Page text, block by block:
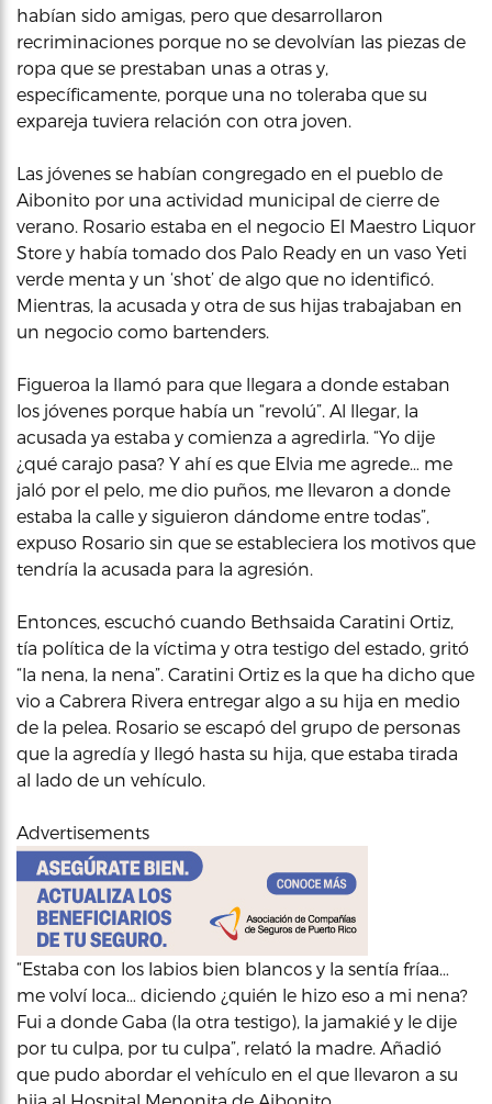
habían sido amigas, pero que desarrollaron
recriminaciones porque no se devolvían las piezas de
ropa que se prestaban unas a otras y,
específicamente, porque una no toleraba que su
expareja tuviera relación con otra joven.
Las jóvenes se habían congregado en el pueblo de
Aibonito por una actividad municipal de cierre de
verano. Rosario estaba en el negocio El Maestro Liquor
Store y había tomado dos Palo Ready en un vaso Yeti
verde menta y un ‘shot’ de algo que no identificó.
Mientras, la acusada y otra de sus hijas trabajaban en
un negocio como bartenders.
Figueroa la llamó para que llegara a donde estaban
los jóvenes porque había un “revolú”. Al llegar, la
acusada ya estaba y comienza a agredirla. “Yo dije
¿qué carajo pasa? Y ahí es que Elvia me agrede… me
jaló por el pelo, me dio puños, me llevaron a donde
estaba la calle y siguieron dándome entre todas”,
expuso Rosario sin que se estableciera los motivos que
tendría la acusada para la agresión.
Entonces, escuchó cuando Bethsaida Caratini Ortiz,
tía política de la víctima y otra testigo del estado, gritó
“la nena, la nena”. Caratini Ortiz es la que ha dicho que
vio a Cabrera Rivera entregar algo a su hija en medio
de la pelea. Rosario se escapó del grupo de personas
que la agredía y llegó hasta su hija, que estaba tirada
al lado de un vehículo.
Advertisements
“Estaba con los labios bien blancos y la sentía fríaa…
me volví loca… diciendo ¿quién le hizo eso a mi nena?
Fui a donde Gaba (la otra testigo), la jamakié y le dije
por tu culpa, por tu culpa”, relató la madre. Añadió
que pudo abordar el vehículo en el que llevaron a su